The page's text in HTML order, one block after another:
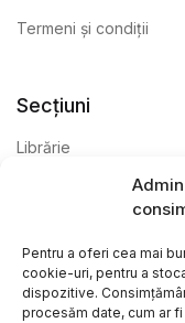
Pentru a oferi cea mai
cookie-uri, pentru a
dispozitive.
procesăm date, cum ar
Termeni și condiții
Secțiuni
Librărie